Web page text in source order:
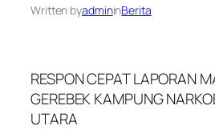
Written byadmininBerita
RESPON CEPAT LAPORAN
GEREBEK KAMPUNG
UTARA